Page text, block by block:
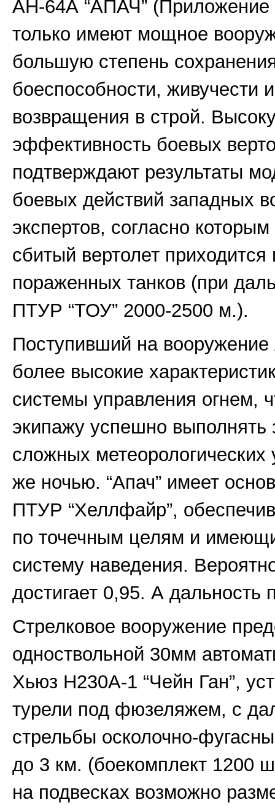
АН-64А “АПАЧ” (Приложение
только имеют мощное
большую степень
боеспособности, живучести
возвращения в строй.
эффективность боевых
подтверждают результаты
боевых действий западных
экспертов, согласно
сбитый вертолет приходится
пораженных танков (при
ПТУР “ТОУ” 2000-2500 м.).
Поступивший на
более высокие
системы управления огнем,
экипажу успешно выполнять
сложных метеорологических
же ночью. “Апач” имеет
ПТУР “Хеллфайр”,
по точечным целям и
систему наведения.
достигает 0,95. А дальность
Стрелковое вооружение
одноствольной 30мм
Хьюз Н230А-1 “Чейн Ган”,
турели под фюзеляжем, с
стрельбы осколочно-
до 3 км. (боекомплект 1200
на подвесках возможно